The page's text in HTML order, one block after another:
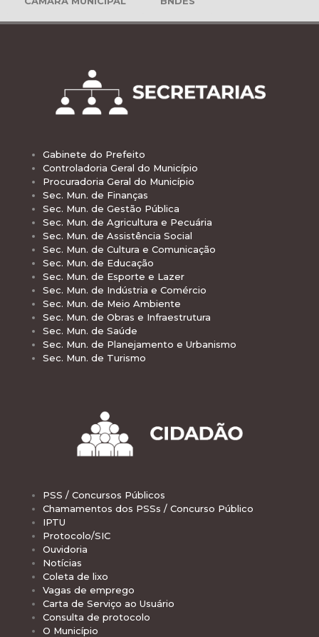
Gabinete do Prefeito
Controladoria Geral do Município
Procuradoria Geral do Município
Sec. Mun. de Finanças
Sec. Mun. de Gestão Pública
Sec. Mun. de Agricultura e Pecuária
Sec. Mun. de Assistência Social
Sec. Mun. de Cultura e Comunicação
Sec. Mun. de Educação
Sec. Mun. de Esporte e Lazer
Sec. Mun. de Indústria e Comércio
Sec. Mun. de Meio Ambiente
Sec. Mun. de Obras e Infraestrutura
Sec. Mun. de Saúde
Sec. Mun. de Planejamento e Urbanismo
Sec. Mun. de Turismo
PSS / Concursos Públicos
Chamamentos dos PSSs / Concurso Público
IPTU
Protocolo/SIC
Ouvidoria
Notícias
Coleta de lixo
Vagas de emprego
Carta de Serviço ao Usuário
Consulta de protocolo
O Município